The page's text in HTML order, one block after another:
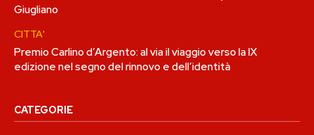
Giugliano
CITTA'
Premio Carlino d’Argento: al via il viaggio verso la IX
edizione nel segno del rinnovo e dell’identità
CATEGORIE